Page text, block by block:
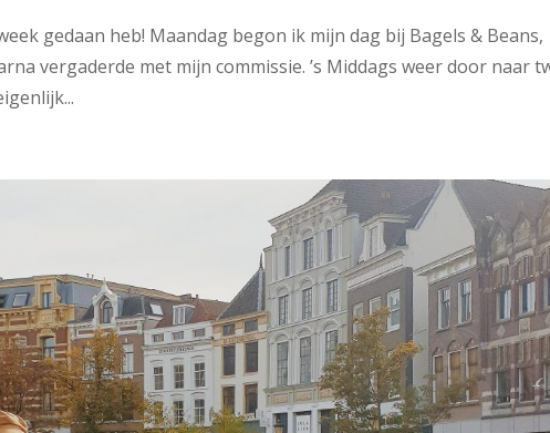
gedaan heb! Maandag begon ik mijn dag bij Bagels & Beans,
vergaderde met mijn commissie. ’s Middags weer door naar